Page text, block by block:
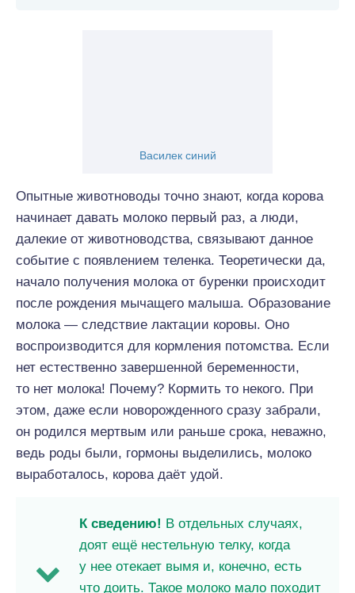
Василек синий
Опытные животноводы точно знают, когда корова
начинает давать молоко первый раз, а люди,
далекие от животноводства, связывают данное
событие с появлением теленка. Теоретически да,
начало получения молока от буренки происходит
после рождения мычащего малыша. Образование
молока — следствие лактации коровы. Оно
воспроизводится для кормления потомства. Если
нет естественно завершенной беременности,
то нет молока! Почему? Кормить то некого. При
этом, даже если новорожденного сразу забрали,
он родился мертвым или раньше срока, неважно,
ведь роды были, гормоны выделились, молоко
выработалось, корова даёт удой.
К сведению! В отдельных случаях,
доят ещё нестельную телку, когда
у нее отекает вымя и, конечно, есть
что доить. Такое молоко мало походит